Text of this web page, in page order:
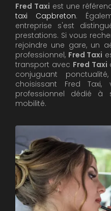
Fred Taxi est une
taxi Capbreton.
entreprise s'est
prestations. Si vous
rejoindre une gare, un
professionnel, Fred Taxi
transport avec Fred Taxi
conjuguant
choisissant Fred
professionnel dédié à
mobilité.